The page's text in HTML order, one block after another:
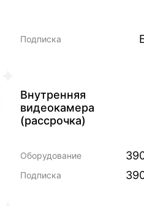
Подписка
Внутренняя
видеокамера
(рассрочка)
Оборудование
Подписка